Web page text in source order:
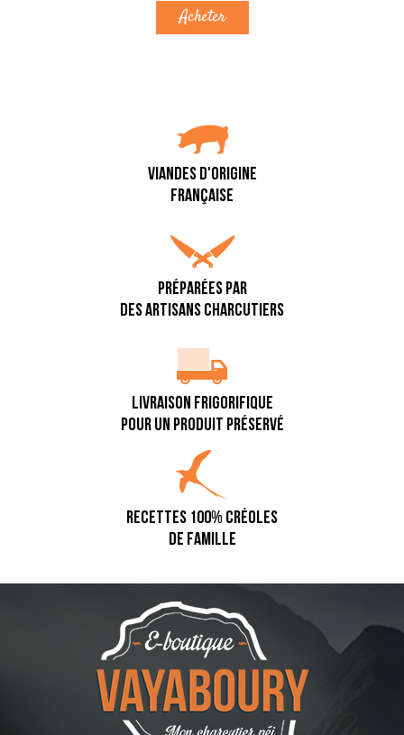
Acheter
VIANDES D'ORIGINE
FRANÇAISE
PRÉPARÉES PAR
DES ARTISANS CHARCUTIERS
LIVRAISON FRIGORIFIQUE
POUR UN PRODUIT PRÉSERVÉ
RECETTES 100% CRÉOLES
DE FAMILLE